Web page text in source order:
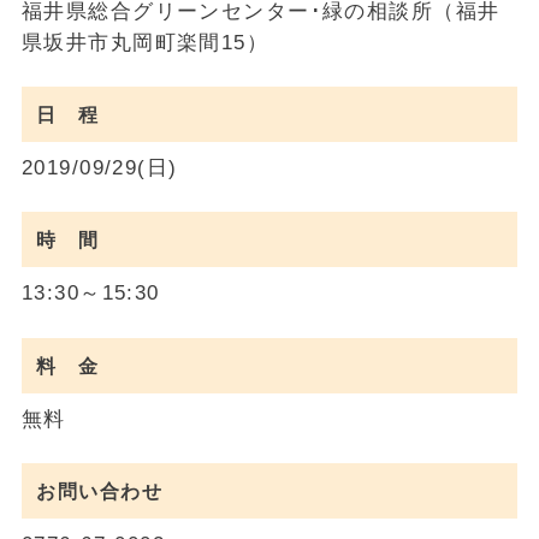
福井県総合グリーンセンター･緑の相談所（福井
県坂井市丸岡町楽間15）
日 程
2019/09/29(日)
時 間
13:30～15:30
料 金
無料
お問い合わせ